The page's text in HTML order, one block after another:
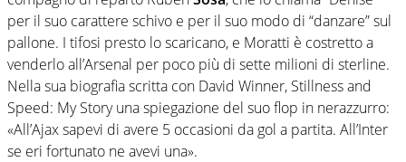
per il suo carattere schivo e per il suo modo di “danzare” sul
pallone. I tifosi presto lo scaricano, e Moratti è costretto a
venderlo all’Arsenal per poco più di sette milioni di sterline.
Nella sua biografia scritta con David Winner, Stillness and
Speed: My Story una spiegazione del suo flop in nerazzurro:
«All’Ajax sapevi di avere 5 occasioni da gol a partita. All’Inter
se eri fortunato ne avevi una».